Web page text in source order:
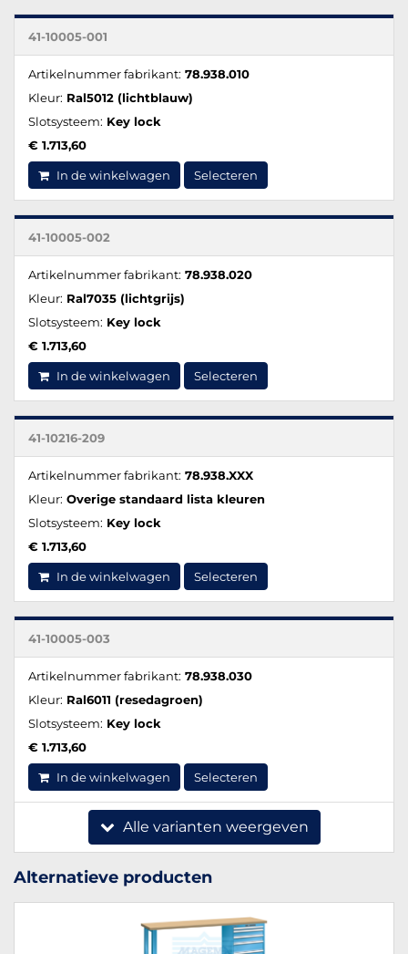
41-10005-001
Artikelnummer fabrikant: 78.938.010
Kleur: Ral5012 (lichtblauw)
Slotsysteem: Key lock
€ 1.713,60
In de winkelwagen Selecteren
41-10005-002
Artikelnummer fabrikant: 78.938.020
Kleur: Ral7035 (lichtgrijs)
Slotsysteem: Key lock
€ 1.713,60
In de winkelwagen Selecteren
41-10216-209
Artikelnummer fabrikant: 78.938.XXX
Kleur: Overige standaard lista kleuren
Slotsysteem: Key lock
€ 1.713,60
In de winkelwagen Selecteren
41-10005-003
Artikelnummer fabrikant: 78.938.030
Kleur: Ral6011 (resedagroen)
Slotsysteem: Key lock
€ 1.713,60
In de winkelwagen Selecteren
Alle varianten weergeven
Alternatieve producten